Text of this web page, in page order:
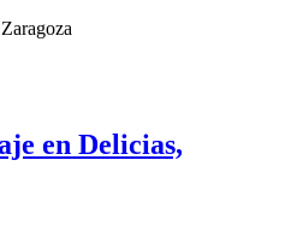
en Delicias,